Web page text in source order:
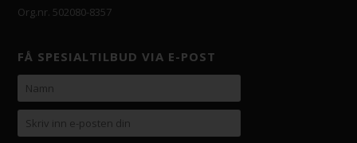
Org.nr. 502080-8357
FÅ SPESIALTILBUD VIA E-POST